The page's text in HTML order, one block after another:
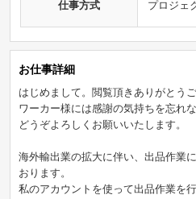
仕事方式 プロジェ
お仕事詳細
はじめまして。閲覧頂きありがとうご
ワーカー様には感謝の気持ちを忘れ
どうぞよろしくお願いいたします。
海外輸出業の拡大に伴い、出品作業
おります。
私のアカウントを使って出品作業を